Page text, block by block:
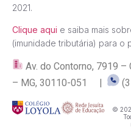
2021.
Clique aqui e saiba mais
(imunidade tributária) para o
Av. do Contorno, 7919
– MG, 30110-051 |
©